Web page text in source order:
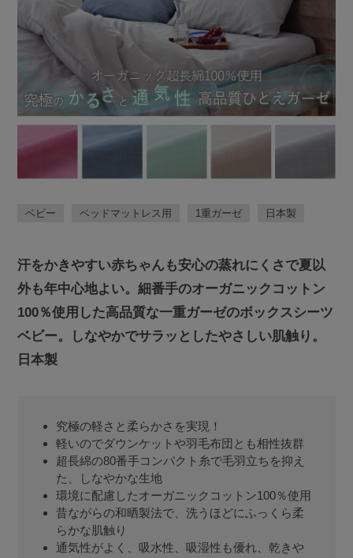
ベビー ベッドマットレス用 1重ガーゼ 日本製
汗をかきやすい赤ちゃんも安心の蒸れにくさで夏以
外も年中心地よい。細番手のオーガニックコットン
100％使用した高品質な一重ガーゼのボックスシーツ
ベビー。しなやかでサラッとしたやさしい肌触り。
日本製
究極の軽さと柔らかさを実現！
軽いのでダウンケットや羽毛布団とも相性抜群
超長綿の80番手コンパクト糸で毛羽立ちを抑え
た、しなやかな生地
環境に配慮したオーガニックコットン100％使用
昔ながらの和晒製法で、洗うほどにふっくら柔
らかな肌触り
通気性がよく、吸水性、吸湿性も優れ、乾きや